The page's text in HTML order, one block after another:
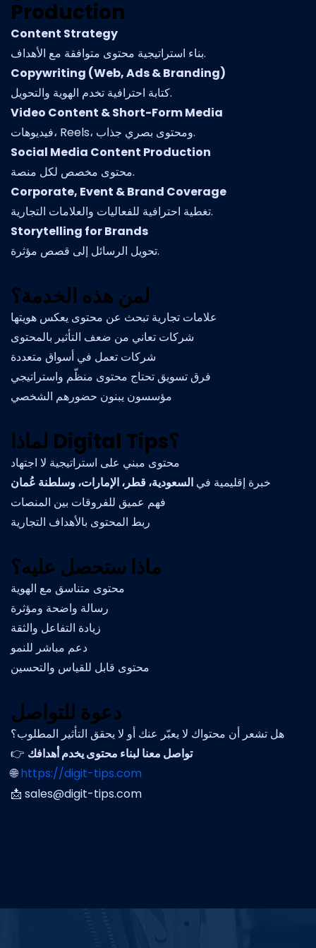
Production
Content Strategy
بناء استراتيجية محتوى متوافقة مع الأهداف.
Copywriting (Web, Ads & Branding)
كتابة احترافية تخدم الهوية والتحويل.
Video Content & Short-Form Media
فيديوهات، Reels، ومحتوى بصري جذاب.
Social Media Content Production
محتوى مخصص لكل منصة.
Corporate, Event & Brand Coverage
تغطية احترافية للفعاليات والعلامات التجارية.
Storytelling for Brands
تحويل الرسائل إلى قصص مؤثرة.
لمن هذه الخدمة؟
علامات تجارية تبحث عن محتوى يعكس هويتها
شركات تعاني من ضعف التأثير بالمحتوى
شركات تعمل في أسواق متعددة
فرق تسويق تحتاج محتوى منظّم واستراتيجي
مؤسسون يبنون حضورهم الشخصي
لماذا Digital Tips؟
محتوى مبني على استراتيجية لا اجتهاد
خبرة إقليمية في السعودية، قطر، الإمارات، وسلطنة عُمان
فهم عميق للفروقات بين المنصات
ربط المحتوى بالأهداف التجارية
ماذا ستحصل عليه؟
محتوى متناسق مع الهوية
رسالة واضحة ومؤثرة
زيادة التفاعل والثقة
دعم مباشر للنمو
محتوى قابل للقياس والتحسين
دعوة للتواصل
هل تشعر أن محتواك لا يعبّر عنك أو لا يحقق التأثير المطلوب؟
👉 تواصل معنا لبناء محتوى يخدم أهدافك
🌐https://digit-tips.com
📩 sales@digit-tips.com